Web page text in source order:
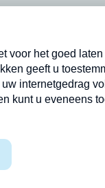
Meldpunt
Heel Holland